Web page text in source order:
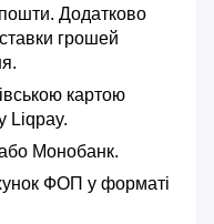
Додатково
грошей
картою
Liqpay.
Монобанк.
ФОП у форматі